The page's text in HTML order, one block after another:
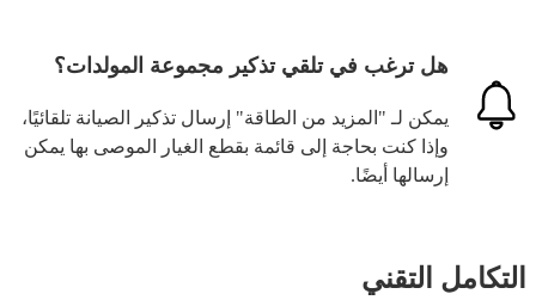
هل ترغب في تلقي تذكير مجموعة المولدات؟
يمكن لـ "المزيد من الطاقة" إرسال تذكير الصيانة تلقائيًا،
وإذا كنت بحاجة إلى قائمة بقطع الغيار الموصى بها يمكن
إرسالها أيضًا.
التكامل التقني